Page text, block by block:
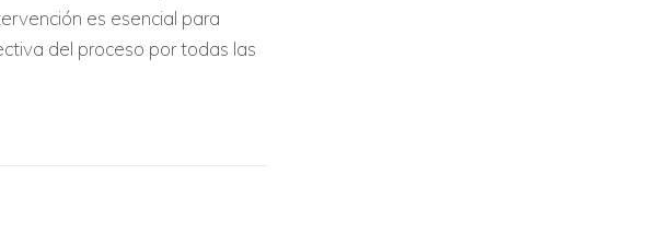
es esencial para
del proceso por todas las